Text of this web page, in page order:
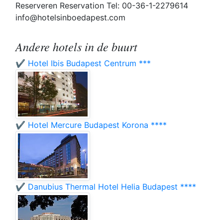
Reserveren Reservation Tel: 00-36-1-2279614
info@hotelsinboedapest.com
Andere hotels in de buurt
✔️ Hotel Ibis Budapest Centrum ***
✔️ Hotel Mercure Budapest Korona ****
✔️ Danubius Thermal Hotel Helia Budapest ****